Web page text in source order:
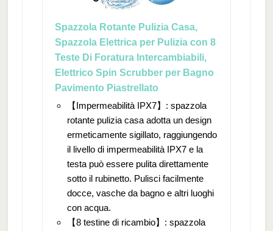
Spazzola Rotante Pulizia Casa,
Spazzola Elettrica per Pulizia con 8
Teste Di Foratura Intercambiabili,
Elettrico Spin Scrubber per Bagno
Pavimento Piastrellato
【Impermeabilità IPX7】: spazzola
rotante pulizia casa adotta un design
ermeticamente sigillato, raggiungendo
il livello di impermeabilità IPX7 e la
testa può essere pulita direttamente
sotto il rubinetto. Pulisci facilmente
docce, vasche da bagno e altri luoghi
con acqua.
【8 testine di ricambio】: spazzola